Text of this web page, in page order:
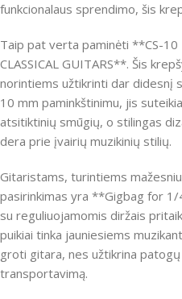
funkcionalaus sprendimo, šis
Taip pat verta paminėti **CS-10
CLASSICAL GUITARS**. Šis
norintiems užtikrinti dar didesnį
10 mm paminkštinimu, jis
atsitiktinių smūgių, o stilingas
dera prie įvairių muzikinių stilių.
Gitaristams, turintiems
pasirinkimas yra **Gigbag for
su reguliuojamomis diržais
puikiai tinka jauniesiems
groti gitara, nes užtikrina
transportavimą.